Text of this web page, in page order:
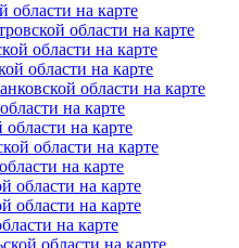
области на карте
области на карте
области на карте
области на карте
области на карте
на карте
на карте
области на карте
на карте
области на карте
области на карте
на карте